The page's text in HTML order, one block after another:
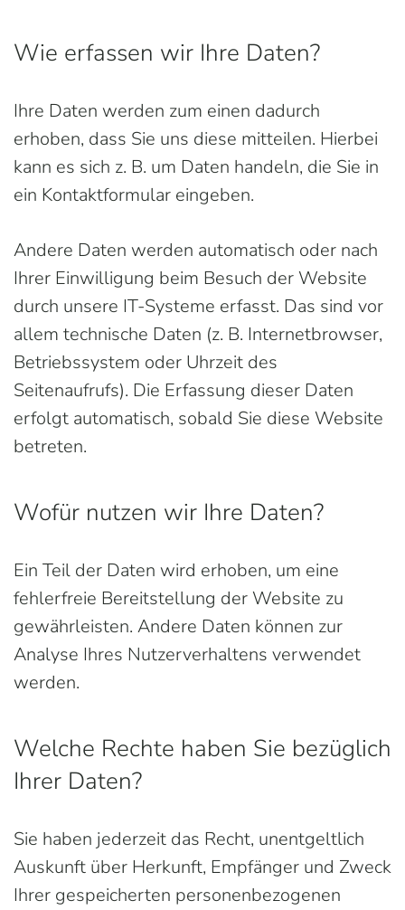
Wie erfassen wir Ihre Daten?
Ihre Daten werden zum einen dadurch
erhoben, dass Sie uns diese mitteilen. Hierbei
kann es sich z. B. um Daten handeln, die Sie in
ein Kontaktformular eingeben.
Andere Daten werden automatisch oder nach
Ihrer Einwilligung beim Besuch der Website
durch unsere IT-Systeme erfasst. Das sind vor
allem technische Daten (z. B. Internetbrowser,
Betriebssystem oder Uhrzeit des
Seitenaufrufs). Die Erfassung dieser Daten
erfolgt automatisch, sobald Sie diese Website
betreten.
Wofür nutzen wir Ihre Daten?
Ein Teil der Daten wird erhoben, um eine
fehlerfreie Bereitstellung der Website zu
gewährleisten. Andere Daten können zur
Analyse Ihres Nutzerverhaltens verwendet
werden.
Welche Rechte haben Sie bezüglich
Ihrer Daten?
Sie haben jederzeit das Recht, unentgeltlich
Auskunft über Herkunft, Empfänger und Zweck
Ihrer gespeicherten personenbezogenen